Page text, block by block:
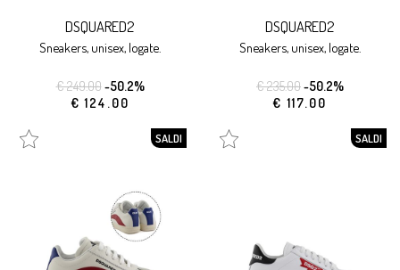
DSQUARED2
sneakers, unisex, logate.
€ 249.00-50.2%
€ 124.00
DSQUARED2
sneakers, unisex, logate.
€ 235.00-50.2%
€ 117.00
SALDI SALDI